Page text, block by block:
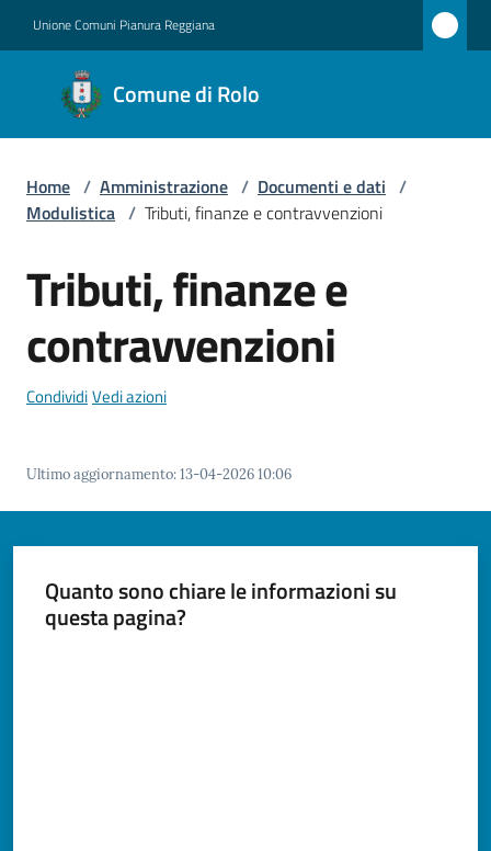
Unione Comuni Pianura Reggiana
Comune di Rolo
Comune
di Rolo
Amministrazione
Menu selezionato
Rolo
Tutti
argomenti...
Home / Amministrazione / Documenti e dati /
Modulistica / Tributi, finanze e contravvenzioni
Tributi, finanze e
contravvenzioni
CondividiVedi azioni
Ultimo aggiornamento:13-04-2026 10:06
Quanto sono chiare le informazioni su
questa pagina?